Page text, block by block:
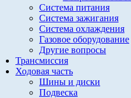
Система питания
Система зажигания
Система охлаждения
Газовое оборудование
Другие вопросы
Трансмиссия
Ходовая часть
Шины и диски
Подвеска